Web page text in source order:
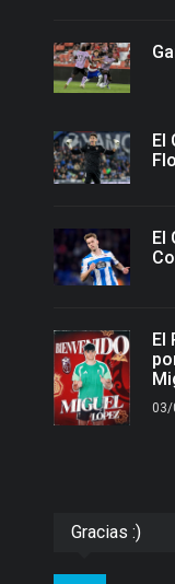
El
El
El
03/
Gracias :)